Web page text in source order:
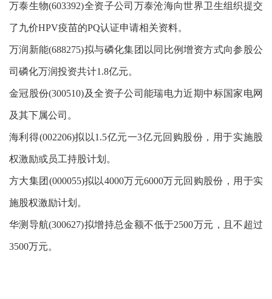
万泰生物(603392)全资子公司万泰沧海向世界卫生组织提交
了九价HPV疫苗的PQ认证申请相关资料。
万润新能(688275)拟与磷化集团以同比例增资方式向参股公
司磷化万润投资共计1.8亿元。
金冠股份(300510)及全资子公司能瑞电力近期中标国家电网
及其下属公司。
海利得(002206)拟以1.5亿元一3亿元回购股份，用于实施股
权激励或员工持股计划。
方大集团(000055)拟以4000万元6000万元回购股份，用于实
施股权激励计划。
华测导航(300627)拟增持总金额不低于2500万元，且不超过
3500万元。